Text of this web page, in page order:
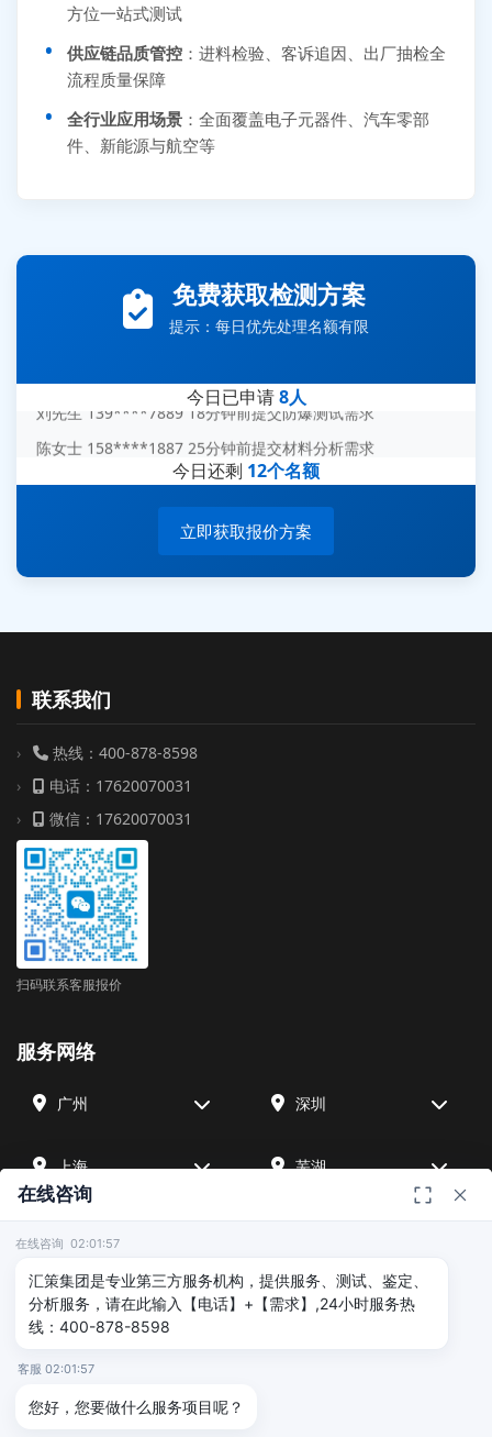
方位一站式测试
供应链品质管控 ：进料检验、客诉追因、出厂抽检全
流程质量保障
全行业应用场景 ：全面覆盖电子元器件、汽车零部
件、新能源与航空等
免费获取检测方案
提示：每日优先处理名额有限
今日已申请8人
张先生 138****5889 刚刚提交EMC报价需求
李女士 159****5393 3分钟前提交可靠性测试需求
王经理 186****9012 7分钟前提交并网/涉网试验需求
刘先生 139****7889 18分钟前提交防爆测试需求
杨经理 187****6696 30分钟前提交无人机测试需求
今日还剩 12个名额
立即获取报价方案
联系我们
热线：400-878-8598
电话：17620070031
微信：17620070031
扫码联系客服报价
服务网络
广州 深圳
上海 芜湖
北京 武汉
友情链接
广州海沣检测 汇策可靠性检测
在线咨询
在线咨询 02:01:57
汇策集团是专业第三方服务机构，提供服务、测试、鉴定、
分析服务，请在此输入【电话】+【需求】,24小时服务热
线：400-878-8598
客服 02:01:57
您好，您要做什么服务项目呢？